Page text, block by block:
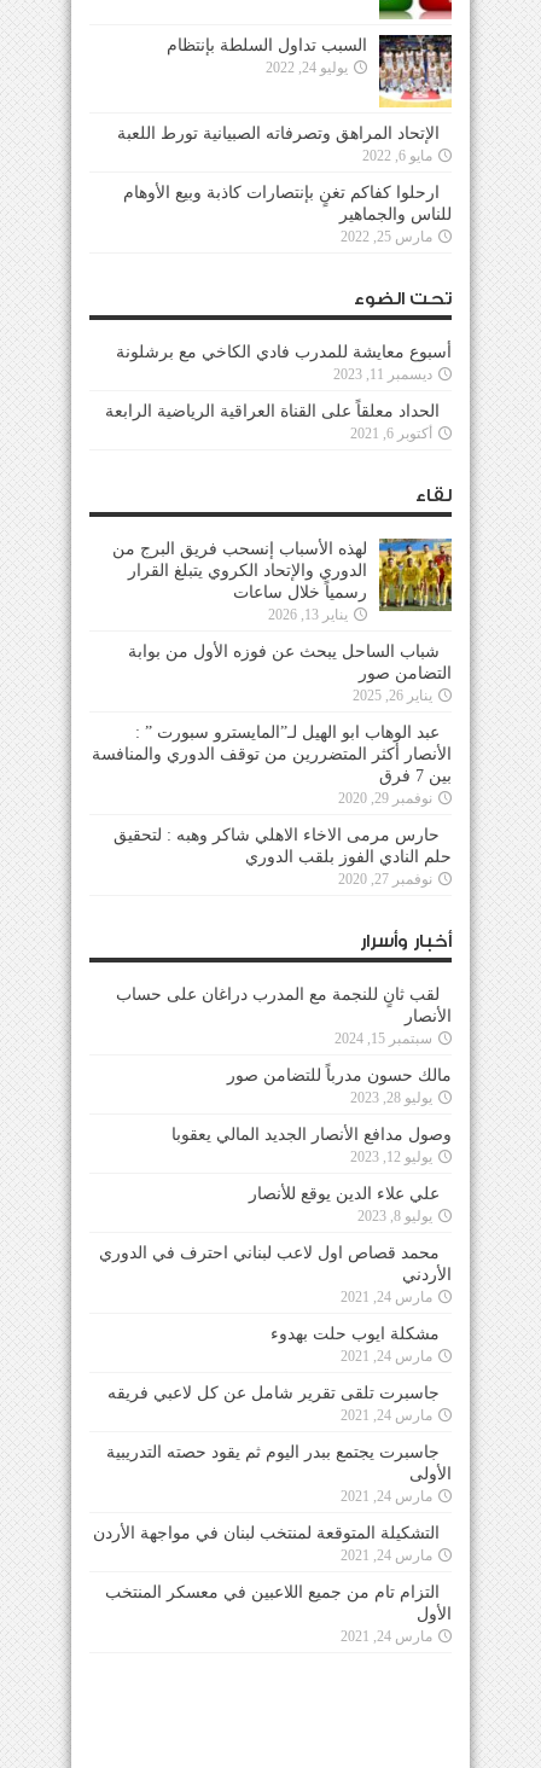
السبب تداول السلطة بإنتظام
يوليو 24, 2022
الإتحاد المراهق وتصرفاته الصبيانية تورط اللعبة
مايو 6, 2022
ارحلوا كفاكم تغنٍ بإنتصارات كاذبة وبيع الأوهام
للناس والجماهير
مارس 25, 2022
تحت الضوء
أسبوع معايشة للمدرب فادي الكاخي مع برشلونة
ديسمبر 11, 2023
الحداد معلقاً على القناة العراقية الرياضية الرابعة
أكتوبر 6, 2021
لقاء
لهذه الأسباب إنسحب فريق البرج من
الدوري والإتحاد الكروي يتبلغ القرار
رسمياً خلال ساعات
يناير 13, 2026
شباب الساحل يبحث عن فوزه الأول من بوابة
التضامن صور
يناير 26, 2025
عبد الوهاب ابو الهيل لـ”المايسترو سبورت ” :
الأنصار أكثر المتضررين من توقف الدوري والمنافسة
بين 7 فرق
نوفمبر 29, 2020
حارس مرمى الاخاء الاهلي شاكر وهبه : لتحقيق
حلم النادي الفوز بلقب الدوري
نوفمبر 27, 2020
أخبار وأسرار
لقب ثانٍ للنجمة مع المدرب دراغان على حساب
الأنصار
سبتمبر 15, 2024
مالك حسون مدرباً للتضامن صور
يوليو 28, 2023
وصول مدافع الأنصار الجديد المالي يعقوبا
يوليو 12, 2023
علي علاء الدين يوقع للأنصار
يوليو 8, 2023
محمد قصاص اول لاعب لبناني احترف في الدوري
الأردني
مارس 24, 2021
مشكلة ايوب حلت بهدوء
مارس 24, 2021
جاسبرت تلقى تقرير شامل عن كل لاعبي فريقه
مارس 24, 2021
جاسبرت يجتمع ببدر اليوم ثم يقود حصته التدريبية
الأولى
مارس 24, 2021
التشكيلة المتوقعة لمنتخب لبنان في مواجهة الأردن
مارس 24, 2021
التزام تام من جميع اللاعبين في معسكر المنتخب
الأول
مارس 24, 2021